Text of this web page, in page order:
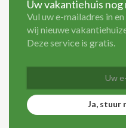
Uw vakantiehuis
Vul uw e-mailadres in
wij nieuwe
Deze service is gratis.
Ja, stuur